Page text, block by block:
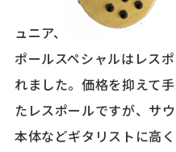
ュニア、
ポールスペシャルはレス
れました。価格を抑えて
たレスポールですが、サ
本体などギタリストに高